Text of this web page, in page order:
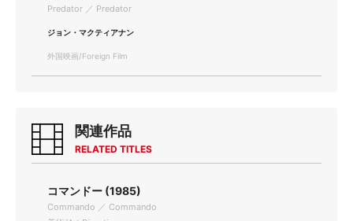
Predator ／ Predator
ジョン・マクティアナン
外国映画/Foreign Film
関連作品
RELATED TITLES
コマンドー (1985)
Commando ／ Commando